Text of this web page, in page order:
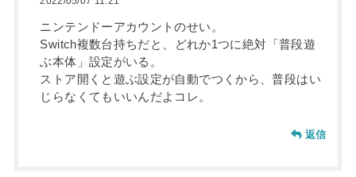
ニンテンドーアカウントのせい。
Switch複数台持ちだと、どれか1つに絶対「普段遊
ぶ本体」設定がいる。
ストア開くと遊ぶ設定が自動でつくから、普段はい
じらなくてもいいんだよコレ。
返信